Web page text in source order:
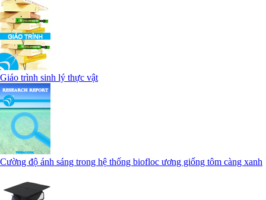
Giáo trình sinh lý thực vật
Cường độ ánh sáng trong hệ thống biofloc ương giống tôm càng xanh